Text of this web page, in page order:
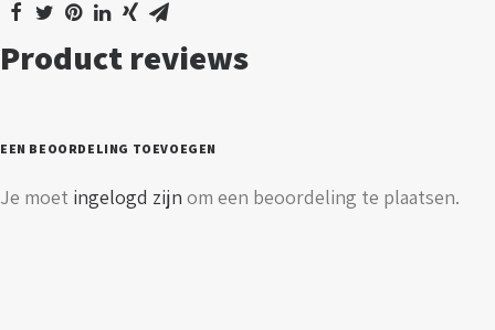
Product reviews
EEN BEOORDELING TOEVOEGEN
Je moet ingelogd zijn om een beoordeling te plaatsen.